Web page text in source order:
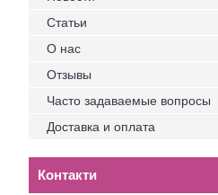
Статьи
О нас
Отзывы
Часто задаваемые вопросы
Доставка и оплата
Контакти